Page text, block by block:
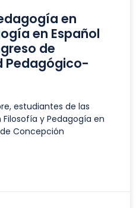
en
en Español
de
Pedagógico-
estudiantes de las
y Pedagogía en
Concepción